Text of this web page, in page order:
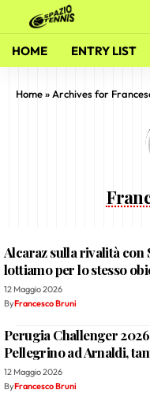
HOME ENTRY LIST
Home» Archives for
Alcaraz sulla rivalità con
lottiamo per lo stesso
12 Maggio 2026
ByFrancesco Bruni
Perugia Challenger
Pellegrino ad Arnaldi,
12 Maggio 2026
ByFrancesco Bruni